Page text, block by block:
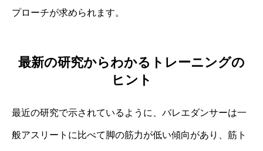
プローチが求められます。
最新の研究からわかるトレーニングの
ヒント
最近の研究で示されているように、バレエダンサーは一
般アスリートに比べて脚の筋力が低い傾向があり、筋ト